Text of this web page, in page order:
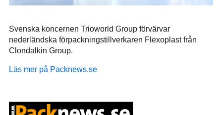
Svenska koncernen Trioworld Group förvärvar
nederländska förpackningstillverkaren Flexoplast från
Clondalkin Group.
Läs mer på Packnews.se